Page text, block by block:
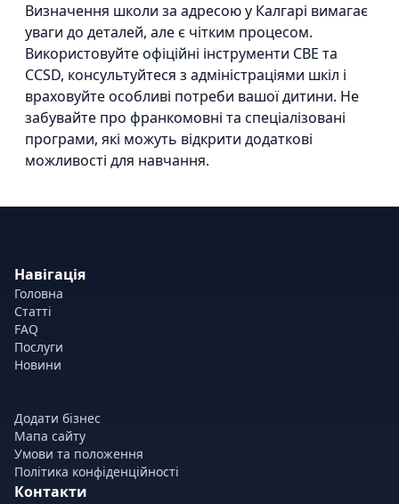
Визначення школи за адресою у Калгарі вимагає
уваги до деталей, але є чітким процесом.
Використовуйте офіційні інструменти CBE та
CCSD, консультуйтеся з адміністраціями шкіл і
враховуйте особливі потреби вашої дитини. Не
забувайте про франкомовні та спеціалізовані
програми, які можуть відкрити додаткові
можливості для навчання.
Навігація
Головна
Статті
FAQ
Послуги
Новини
Додати бізнес
Мапа сайту
Умови та положення
Політика конфіденційності
Контакти